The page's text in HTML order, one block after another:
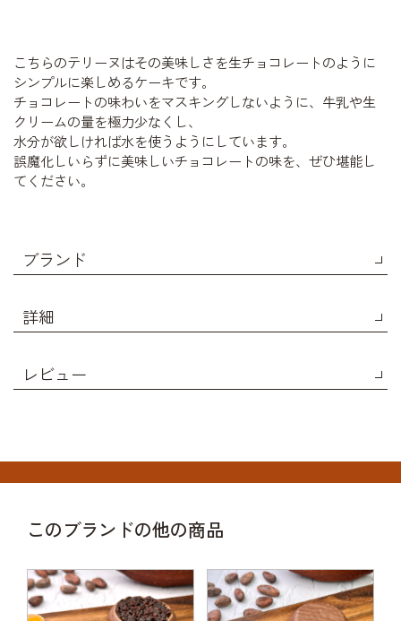
こちらのテリーヌはその美味しさを生チョコレートのように
シンプルに楽しめるケーキです。
チョコレートの味わいをマスキングしないように、牛乳や生
クリームの量を極力少なくし、
水分が欲しければ水を使うようにしています。
誤魔化しいらずに美味しいチョコレートの味を、ぜひ堪能し
てください。
ブランド
詳細
レビュー
このブランドの他の商品